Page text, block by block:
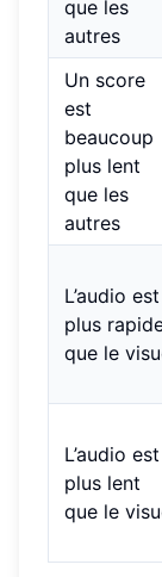
que les
autres
Un score
est
beaucoup
plus lent
que les
autres
L’audio est
plus
que le
L’audio est
plus lent
que le